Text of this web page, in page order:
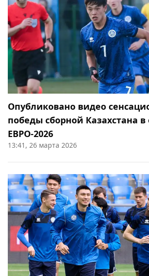
Опубликовано видео
победы сборной Казахстана в
ЕВРО-2026
13:41, 26 марта 2026